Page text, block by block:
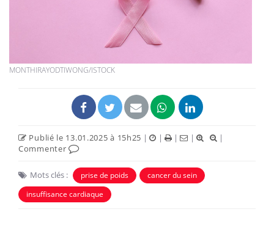
MONTHIRAYODTIWONG/ISTOCK
Publié le 13.01.2025 à 15h25 | | | |
|
Commenter
Mots clés : prise de poids
cancer du sein
insuffisance cardiaque